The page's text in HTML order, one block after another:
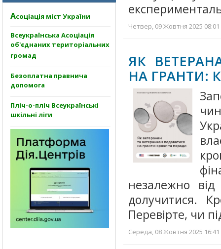
Асоціація міст України
Всеукраїнська Асоціація
об'єднаних територіальних
громад
Безоплатна правнича
допомога
Пліч-о-пліч Всеукраїнські
шкільні ліги
Четвер, 09 Жовтня 2025
ЯК
НА ГРАНТИ:
незалежно
долучитися.
Перевірте, чи
Середа, 08 Жовтня 2025